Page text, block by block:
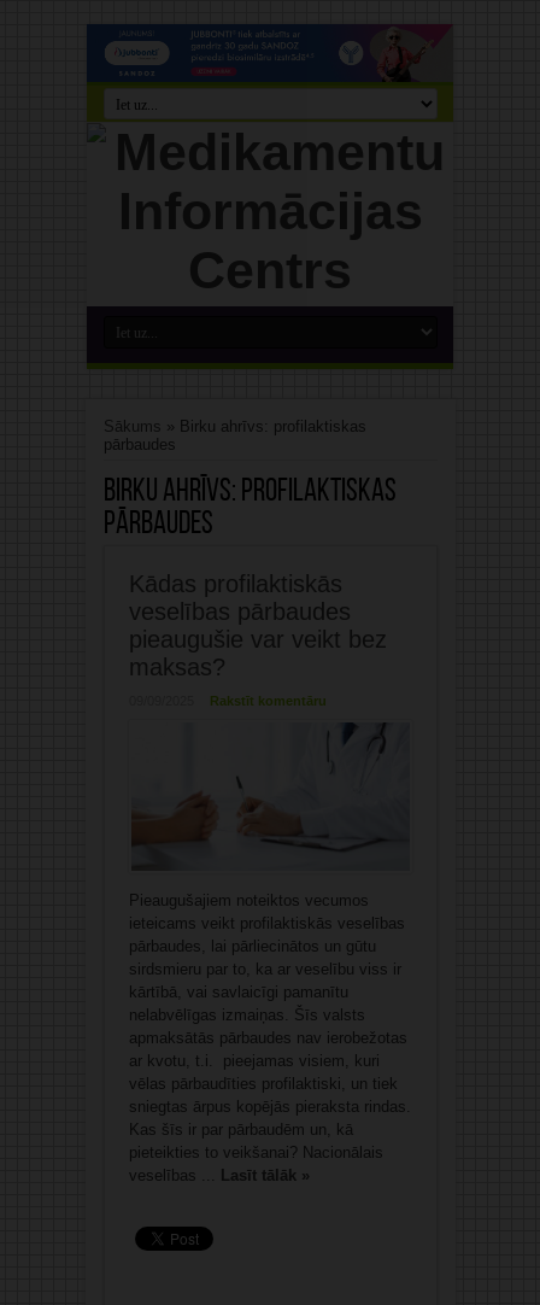
Sākums » Birku ahrīvs: profilaktiskas
pārbaudes
Birku ahrīvs: profilaktiskas
pārbaudes
Kādas profilaktiskās
veselības pārbaudes
pieaugušie var veikt bez
maksas?
Rakstīt komentāru
Pieaugušajiem noteiktos vecumos
ieteicams veikt profilaktiskās veselības
pārbaudes, lai pārliecinātos un gūtu
sirdsmieru par to, ka ar veselību viss ir
kārtībā, vai savlaicīgi pamanītu
nelabvēlīgas izmaiņas. Šīs valsts
apmaksātās pārbaudes nav ierobežotas
ar kvotu, t.i. pieejamas visiem, kuri
vēlas pārbaudīties profilaktiski, un tiek
sniegtas ārpus kopējās pieraksta rindas.
Kas šīs ir par pārbaudēm un, kā
pieteikties to veikšanai? Nacionālais
veselības ... Lasīt tālāk »